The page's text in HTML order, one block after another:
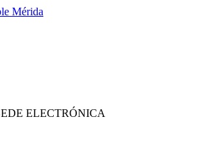
Mérida
ELECTRÓNICA